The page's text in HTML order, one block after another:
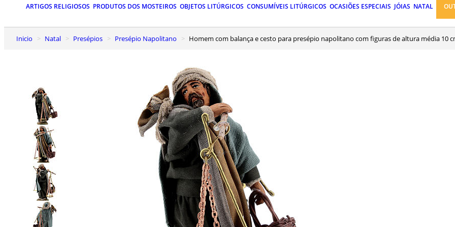
ARTIGOS RELIGIOSOS PRODUTOS DOS MOSTEIROS OBJETOS LITÚRGICOS CONSUMÍVEIS LITÚRGICOS OCASIÕES ESPECIAIS JÓIAS NATAL
Inicio Natal Presépios Presépio Napolitano Homem com balança e cesto para presépio napolitano com figuras de altura média 10